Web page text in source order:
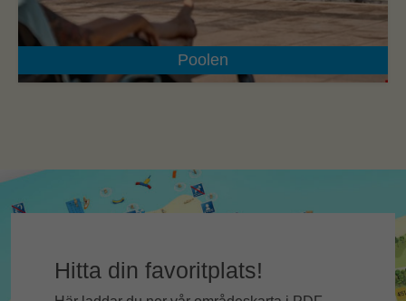
Poolen
Hitta din favoritplats!